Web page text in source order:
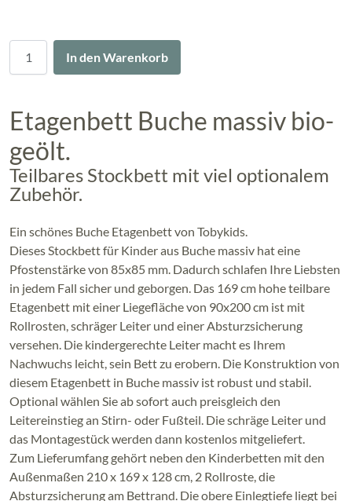
In den Warenkorb
Etagenbett Buche massiv bio-
geölt.
Teilbares Stockbett mit viel optionalem
Zubehör.
Ein schönes Buche Etagenbett von Tobykids.
Dieses Stockbett für Kinder aus Buche massiv hat eine
Pfostenstärke von 85x85 mm. Dadurch schlafen Ihre Liebsten
in jedem Fall sicher und geborgen. Das 169 cm hohe teilbare
Etagenbett mit einer Liegefläche von 90x200 cm ist mit
Rollrosten, schräger Leiter und einer Absturzsicherung
versehen. Die kindergerechte Leiter macht es Ihrem
Nachwuchs leicht, sein Bett zu erobern. Die Konstruktion von
diesem Etagenbett in Buche massiv ist robust und stabil.
Optional wählen Sie ab sofort auch preisgleich den
Leitereinstieg an Stirn- oder Fußteil. Die schräge Leiter und
das Montagestück werden dann kostenlos mitgeliefert.
Zum Lieferumfang gehört neben den Kinderbetten mit den
Außenmaßen 210 x 169 x 128 cm, 2 Rollroste, die
Absturzsicherung am Bettrand. Die obere Einlegtiefe liegt bei